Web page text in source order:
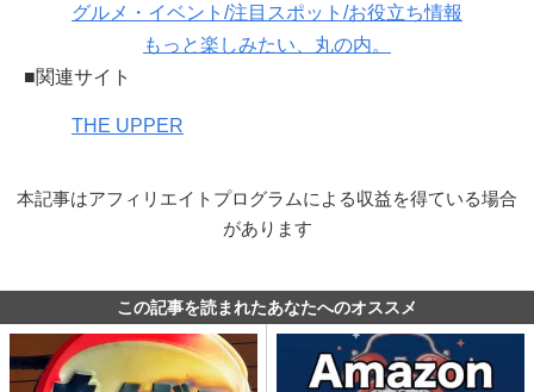
グルメ・イベント/注目スポット/お役立ち情報
もっと楽しみたい、丸の内。
■関連サイト
THE UPPER
本記事はアフィリエイトプログラムによる収益を得ている場合
があります
この記事を読まれたあなたへのオススメ